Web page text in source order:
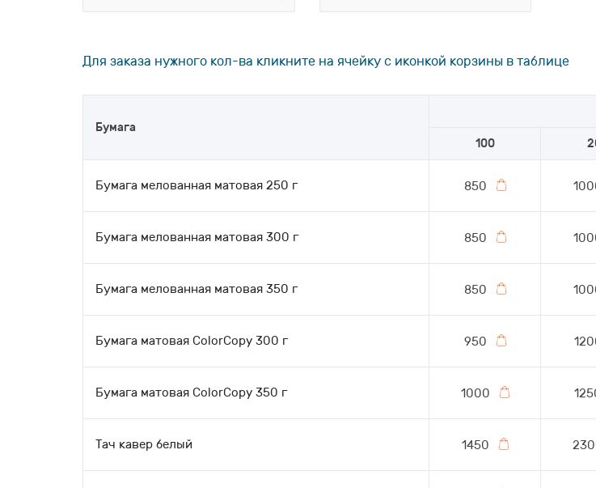
Для заказа нужного кол-ва кликните на ячейку с иконкой корзины в таблице
Бумага
100
Бумага мелованная матовая 250 г 850
Бумага мелованная матовая 300 г 850
Бумага мелованная матовая 350 г 850
Бумага матовая ColorCopy 300 г 950
Бумага матовая ColorCopy 350 г 1000
Тач кавер белый 1450